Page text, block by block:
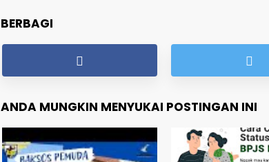
BERBAGI
ANDA MUNGKIN MENYUKAI POSTINGAN INI